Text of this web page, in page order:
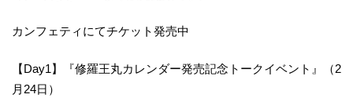
カンフェティにてチケット発売中
【Day1】『修羅王丸カレンダー発売記念トークイベント』（2
月24日）